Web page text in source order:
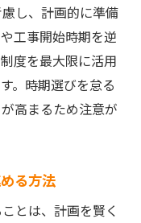
し、計画的に準備
工事開始時期を逆
度を最大限に活用
。時期選びを怠る
高まるため注意が
る方法
とは、計画を賢く